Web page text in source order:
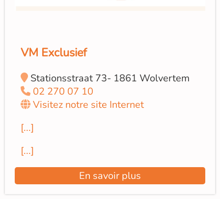
VM Exclusief
Stationsstraat 73- 1861 Wolvertem
02 270 07 10
Visitez notre site Internet
[...]
[...]
En savoir plus